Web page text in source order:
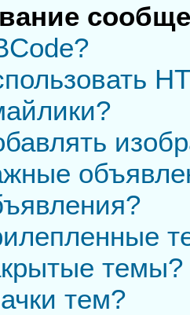
темы?
тем?